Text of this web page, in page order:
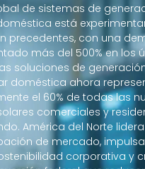
de sistemas de
está
precedentes, con una
más del 500% en los
soluciones de
doméstica ahora
el 60% de todas las
comerciales y
América del Norte
de mercado,
corporativa y